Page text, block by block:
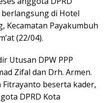
di Hotel
Kecamatan Payakumbuh
(22/04).
Utusan DPW PPP
Zifal dan Drh. Armen.
Fitrayanto beserta kader,
DPRD Kota